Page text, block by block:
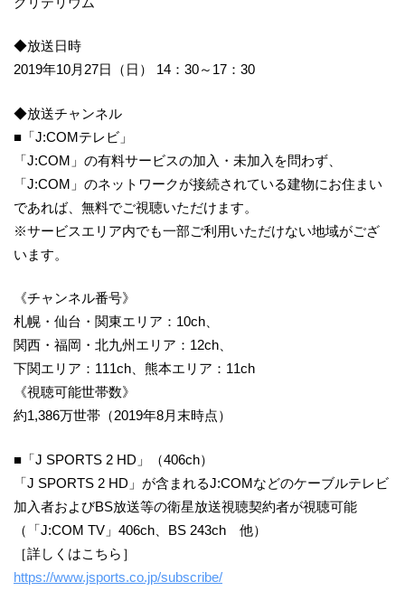
◆放送日時
2019年10月27日（日） 14：30～17：30
◆放送チャンネル
■「J:COMテレビ」
「J:COM」の有料サービスの加入・未加入を問わず、
「J:COM」のネットワークが接続されている建物にお住まい
であれば、無料でご視聴いただけます。
※サービスエリア内でも一部ご利用いただけない地域がござ
います。
《チャンネル番号》
札幌・仙台・関東エリア：10ch、
関西・福岡・北九州エリア：12ch、
下関エリア：111ch、熊本エリア：11ch
《視聴可能世帯数》
約1,386万世帯（2019年8月末時点）
■「J SPORTS 2 HD」（406ch）
「J SPORTS 2 HD」が含まれるJ:COMなどのケーブルテレビ
加入者およびBS放送等の衛星放送視聴契約者が視聴可能
（「J:COM TV」406ch、BS 243ch 他）
［詳しくはこちら］
https://www.jsports.co.jp/subscribe/